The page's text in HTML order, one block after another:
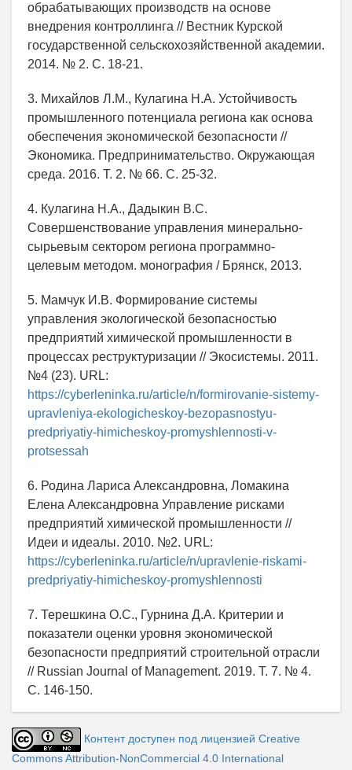
обрабатывающих производств на основе
внедрения контроллинга // Вестник Курской
государственной сельскохозяйственной академии.
2014. № 2. С. 18-21.
3. Михайлов Л.М., Кулагина Н.А. Устойчивость
промышленного потенциала региона как основа
обеспечения экономической безопасности //
Экономика. Предпринимательство. Окружающая
среда. 2016. Т. 2. № 66. С. 25-32.
4. Кулагина Н.А., Дадыкин В.С.
Совершенствование управления минерально-
сырьевым сектором региона программно-
целевым методом. монография / Брянск, 2013.
5. Мамчук И.В. Формирование системы
управления экологической безопасностью
предприятий химической промышленности в
процессах реструктуризации // Экосистемы. 2011.
№4 (23). URL:
https://cyberleninka.ru/article/n/formirovanie-sistemy-
upravleniya-ekologicheskoy-bezopasnostyu-
predpriyatiy-himicheskoy-promyshlennosti-v-
protsessah
6. Родина Лариса Александровна, Ломакина
Елена Александровна Управление рисками
предприятий химической промышленности //
Идеи и идеалы. 2010. №2. URL:
https://cyberleninka.ru/article/n/upravlenie-riskami-
predpriyatiy-himicheskoy-promyshlennosti
7. Терешкина О.С., Гурнина Д.А. Критерии и
показатели оценки уровня экономической
безопасности предприятий строительной отрасли
// Russian Journal of Management. 2019. Т. 7. № 4.
С. 146-150.
Контент доступен под лицензией Creative
Commons Attribution-NonCommercial 4.0 International